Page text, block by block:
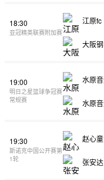
18:30
亚冠精英联赛附加赛
江原fc
大阪
19:00
明日之星篮球争冠赛
常规赛
水原
水原
19:30
斯诺克中国公开赛第
1轮
赵心童
张安达